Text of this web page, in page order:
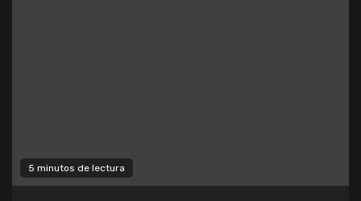
5 minutos de lectura